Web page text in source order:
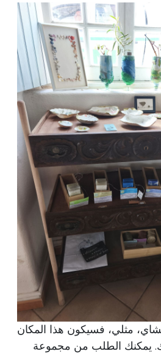
مثلي، فسيكون هذا المكان
لك. يمكنك الطلب من مجموعة